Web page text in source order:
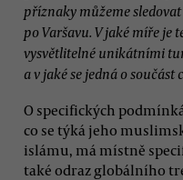
příznaky můžeme
po Varšavu. V jaké míře je
vysvětlitelné unikátními
a v jaké se jedná o součást
O specifických
co se týká jeho
islámu, má místně
také odraz globálního